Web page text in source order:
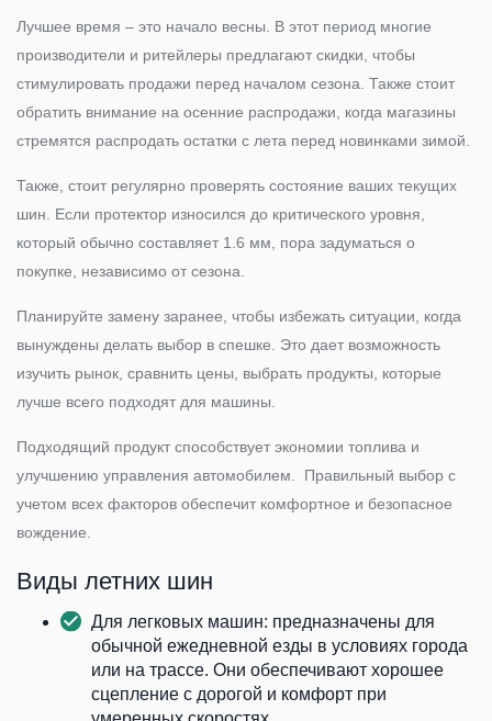
Лучшее время – это начало весны. В этот период многие
производители и ритейлеры предлагают скидки, чтобы
стимулировать продажи перед началом сезона. Также стоит
обратить внимание на осенние распродажи, когда магазины
стремятся распродать остатки с лета перед новинками зимой.
Также, стоит регулярно проверять состояние ваших текущих
шин. Если протектор износился до критического уровня,
который обычно составляет 1.6 мм, пора задуматься о
покупке, независимо от сезона.
Планируйте замену заранее, чтобы избежать ситуации, когда
вынуждены делать выбор в спешке. Это дает возможность
изучить рынок, сравнить цены, выбрать продукты, которые
лучше всего подходят для машины.
Подходящий продукт способствует экономии топлива и
улучшению управления автомобилем. Правильный выбор с
учетом всех факторов обеспечит комфортное и безопасное
вождение.
Виды летних шин
Для легковых машин: предназначены для
обычной ежедневной езды в условиях города
или на трассе. Они обеспечивают хорошее
сцепление с дорогой и комфорт при